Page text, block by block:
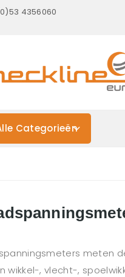
4356060
Categorieën
meten
wikkel-, vlecht-,